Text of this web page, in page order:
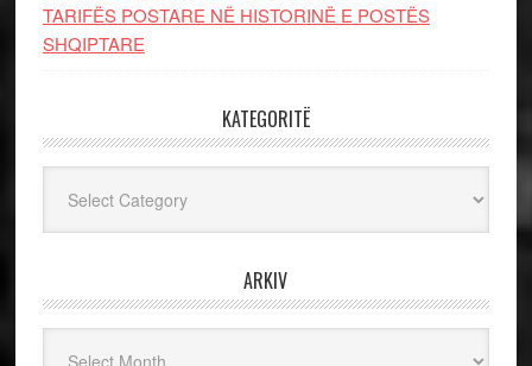
TARIFËS POSTARE NË HISTORINË E POSTËS
SHQIPTARE
KATEGORITË
ARKIV